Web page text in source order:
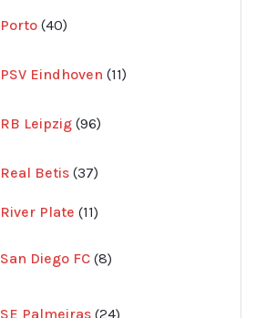
Porto 40
produkter
PSV Eindhoven 11
produkter
RB Leipzig 96
produkter
Real Betis 37
produkter
River Plate 1111
San Diego FC 8produkter
SE Palmeiras 24